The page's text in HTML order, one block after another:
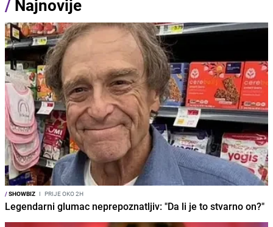
/ Najnovije
/SHOWBIZ I PRIJE OKO 2H
Legendarni glumac neprepoznatljiv: "Da li je to stvarno on?"